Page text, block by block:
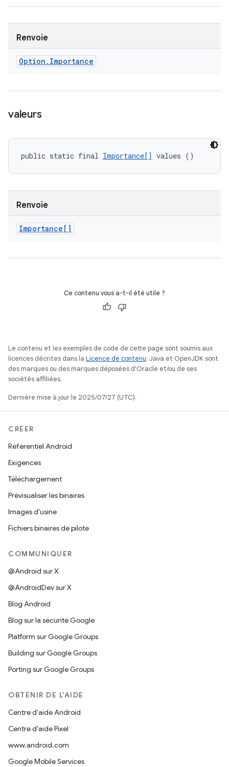
Renvoie
Option . Importance
valeurs
public static final Importance[] values ()
Renvoie
Importance[]
Ce contenu vous a-t-il été utile ?
Le contenu et les exemples de code de cette page sont soumis aux
licences décrites dans la Licence de contenu. Java et OpenJDK sont
des marques ou des marques déposées d'Oracle et/ou de ses
sociétés affiliées.
Dernière mise à jour le 2025/07/27 (UTC).
CRÉER
Référentiel Android
Exigences
Téléchargement
Prévisualiser les binaires
Images d'usine
Fichiers binaires de pilote
COMMUNIQUER
@Android sur X
@AndroidDev sur X
Blog Android
Blog sur la sécurité Google
Platform sur Google Groups
Building sur Google Groups
Porting sur Google Groups
OBTENIR DE L'AIDE
Centre d'aide Android
Centre d'aide Pixel
www.android.com
Google Mobile Services